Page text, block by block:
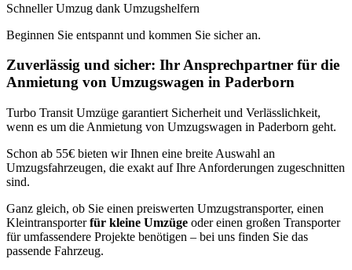
Schneller Umzug dank Umzugshelfern
Beginnen Sie entspannt und kommen Sie sicher an.
Zuverlässig und sicher: Ihr Ansprechpartner für die
Anmietung von Umzugswagen in Paderborn
Turbo Transit Umzüge garantiert Sicherheit und Verlässlichkeit,
wenn es um die Anmietung von Umzugswagen in Paderborn geht.
Schon ab 55€ bieten wir Ihnen eine breite Auswahl an
Umzugsfahrzeugen, die exakt auf Ihre Anforderungen zugeschnitten
sind.
Ganz gleich, ob Sie einen preiswerten Umzugstransporter, einen
Kleintransporterfür kleine Umzüge oder einen großen Transporter
für umfassendere Projekte benötigen – bei uns finden Sie das
passende Fahrzeug.